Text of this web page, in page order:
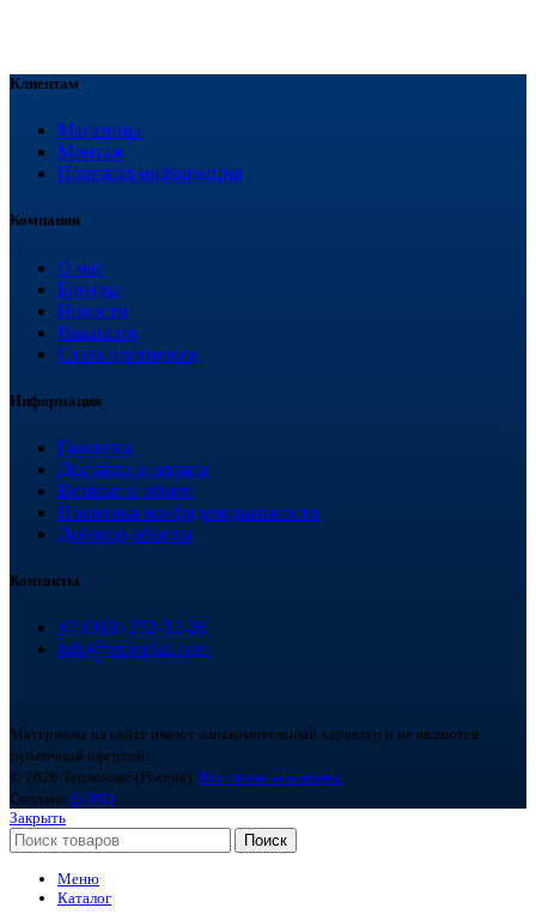
Клиентам
Магазины
Монтаж
Полезная информация
Компания
О нас
Бренды
Новости
Вакансии
Стать партнером
Информация
Гарантия
Доставка и оплата
Возврат и обмен
Политика конфиденциальности
Договор оферты
Контакты
+7 (918) 252-12-26
info@teploplas.com
Материалы на сайте имеют ознакомительный характер и не являются
публичной офертой.
© 2026 Теплоплас (Россия). Все права защищены.
Создано BOND
Закрыть
Поиск
Меню
Каталог